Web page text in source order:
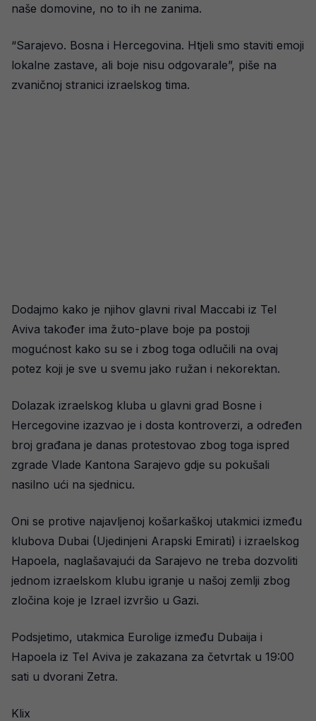
naše domovine, no to ih ne zanima.
“Sarajevo. Bosna i Hercegovina. Htjeli smo staviti emoji
lokalne zastave, ali boje nisu odgovarale”, piše na
zvaničnoj stranici izraelskog tima.
Dodajmo kako je njihov glavni rival Maccabi iz Tel
Aviva također ima žuto-plave boje pa postoji
mogućnost kako su se i zbog toga odlučili na ovaj
potez koji je sve u svemu jako ružan i nekorektan.
Dolazak izraelskog kluba u glavni grad Bosne i
Hercegovine izazvao je i dosta kontroverzi, a određen
broj građana je danas protestovao zbog toga ispred
zgrade Vlade Kantona Sarajevo gdje su pokušali
nasilno ući na sjednicu.
Oni se protive najavljenoj košarkaškoj utakmici između
klubova Dubai (Ujedinjeni Arapski Emirati) i izraelskog
Hapoela, naglašavajući da Sarajevo ne treba dozvoliti
jednom izraelskom klubu igranje u našoj zemlji zbog
zločina koje je Izrael izvršio u Gazi.
Podsjetimo, utakmica Eurolige između Dubaija i
Hapoela iz Tel Aviva je zakazana za četvrtak u 19:00
sati u dvorani Zetra.
Klix